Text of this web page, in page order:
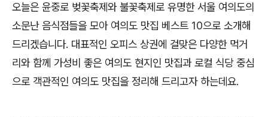
오늘은 윤중로 벚꽃축제와 불꽃축제로 유명한 서울 여의도의
소문난 음식점들을 모아 여의도 맛집 베스트 10으로 소개해
드리겠습니다. 대표적인 오피스 상권에 걸맞은 다양한 먹거
리와 함께 가성비 좋은 여의도 현지인 맛집과 로컬 식당 중심
으로 객관적인 여의도 맛집을 정리해 드리고자 하는데요.